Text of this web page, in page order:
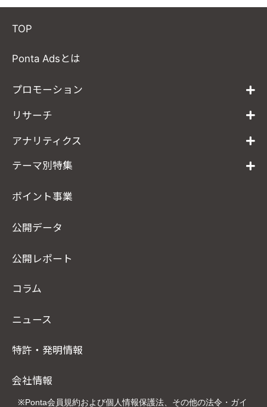
TOP
Ponta Adsとは
プロモーション
リサーチ
アナリティクス
テーマ別特集
ポイント事業
公開データ
公開レポート
コラム
ニュース
特許・発明情報
会社情報
※Ponta会員規約および個人情報保護法、その他の法令・ガイ